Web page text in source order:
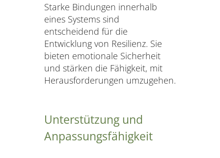
Starke Bindungen innerhalb
eines Systems sind
entscheidend für die
Entwicklung von Resilienz. Sie
bieten emotionale Sicherheit
und stärken die Fähigkeit, mit
Herausforderungen umzugehen.
Unterstützung und
Anpassungsfähigkeit